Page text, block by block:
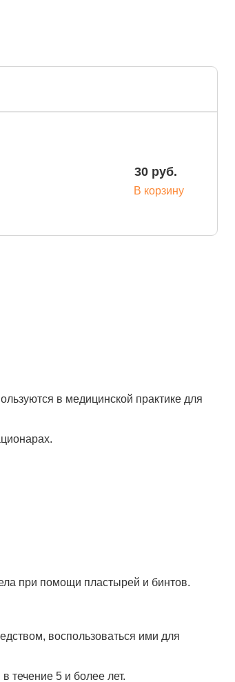
30 руб.
В корзину
в медицинской практике для
при помощи пластырей и бинтов.
воспользоваться ими для
течение 5 и более лет.